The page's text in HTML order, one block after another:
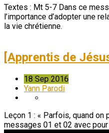
Textes : Mt 5-7 Dans ce
l’importance d’adopter une
la vie chrétienne.
[Apprentis de
18 Sep 2016
Yann Parodi
Leçon 1 : « Parfois, quand
messages 01 et 02 avec